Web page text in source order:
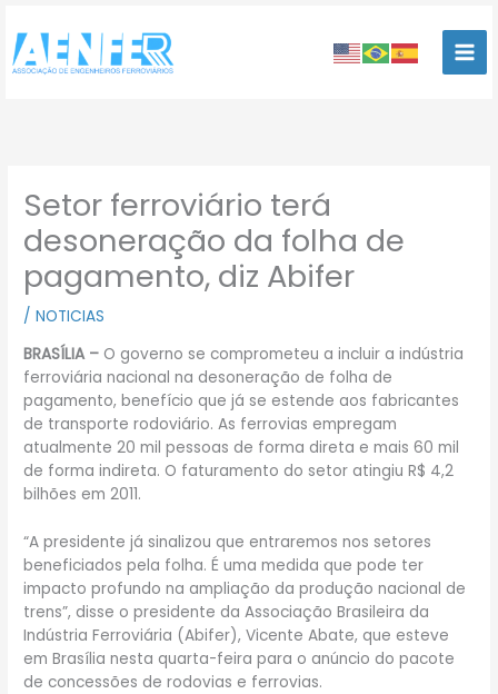
para
conteúdo
Setor ferroviário terá
desoneração da folha de
pagamento, diz Abifer
/NOTICIAS
BRASÍLIA – O governo se comprometeu a incluir a indústria
ferroviária nacional na desoneração de folha de
pagamento, benefício que já se estende aos fabricantes
de transporte rodoviário. As ferrovias empregam
atualmente 20 mil pessoas de forma direta e mais 60 mil
de forma indireta. O faturamento do setor atingiu R$ 4,2
bilhões em 2011.
“A presidente já sinalizou que entraremos nos setores
beneficiados pela folha. É uma medida que pode ter
impacto profundo na ampliação da produção nacional de
trens”, disse o presidente da Associação Brasileira da
Indústria Ferroviária (Abifer), Vicente Abate, que esteve
em Brasília nesta quarta-feira para o anúncio do pacote
de concessões de rodovias e ferrovias.